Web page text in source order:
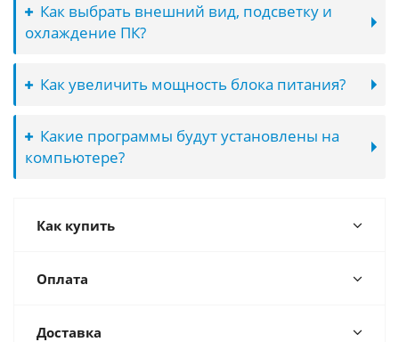
Как выбрать внешний вид, подсветку и
охлаждение ПК?
Как увеличить мощность блока питания?
Какие программы будут установлены на
компьютере?
Как купить
Оплата
Доставка